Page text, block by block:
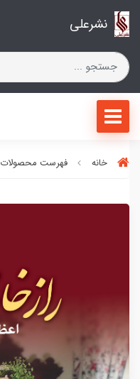
نشرعلی
خانه فهرست محصولات